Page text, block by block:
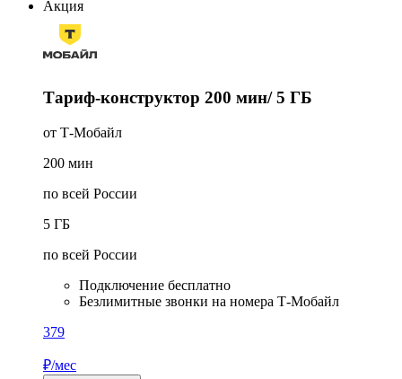
Акция
Тариф-конструктор 200 мин/ 5 ГБ
от Т‑Мобайл
200 мин
по всей России
5 ГБ
по всей России
Подключение бесплатно
Безлимитные звонки на номера Т‑Мобайл
379
₽/мес